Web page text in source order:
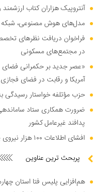
آنتروپیک هزاران کتاب
مدل‌های هوش مصنوعی، شبکه
فراخوان دریافت نظر‌های
در مجتمع‌های مسکونی
«عصر جدید بر حکمرانی فضای
آمریکا و رقابت در فضای فجازی
حزب مؤتلفه خواستار رسیدگی
ضرورت همکاری ستاد
پدافند غیرعامل کشور
افشای اطلاعات ۱۰۰ هزار نیروی پلیس در دارک وب
پربحث ترین عناوین
هم‌افزایی پلیس فتا استان